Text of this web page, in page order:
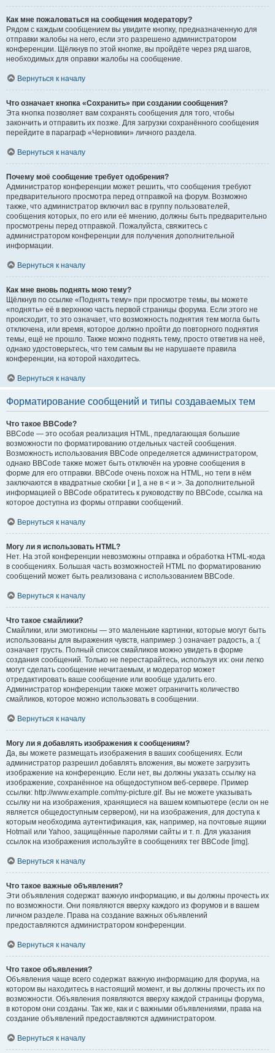
Как мне пожаловаться на сообщения модератору?
Рядом с каждым сообщением вы увидите кнопку, предназначенную для
отправки жалобы на него, если это разрешено администратором
конференции. Щёлкнув по этой кнопке, вы пройдёте через ряд шагов,
необходимых для оправки жалобы на сообщение.
Вернуться к началу
Что означает кнопка «Сохранить» при создании сообщения?
Эта кнопка позволяет вам сохранять сообщения для того, чтобы
закончить и отправить их позже. Для загрузки сохранённого сообщения
перейдите в параграф «Черновики» личного раздела.
Вернуться к началу
Почему моё сообщение требует одобрения?
Администратор конференции может решить, что сообщения требуют
предварительного просмотра перед отправкой на форум. Возможно
также, что администратор включил вас в группу пользователей,
сообщения которых, по его или её мнению, должны быть предварительно
просмотрены перед отправкой. Пожалуйста, свяжитесь с
администратором конференции для получения дополнительной
информации.
Вернуться к началу
Как мне вновь поднять мою тему?
Щёлкнув по ссылке «Поднять тему» при просмотре темы, вы можете
«поднять» её в верхнюю часть первой страницы форума. Если этого не
происходит, то это означает, что возможность поднятия тем могла быть
отключена, или время, которое должно пройти до повторного поднятия
темы, ещё не прошло. Также можно поднять тему, просто ответив на неё,
однако удостоверьтесь, что тем самым вы не нарушаете правила
конференции, на которой находитесь.
Вернуться к началу
Форматирование сообщений и типы создаваемых тем
Что такое BBCode?
BBCode — это особая реализация HTML, предлагающая большие
возможности по форматированию отдельных частей сообщения.
Возможность использования BBCode определяется администратором,
однако BBCode также может быть отключён на уровне сообщения в
форме для его отправки. BBCode очень похож на HTML, но теги в нём
заключаются в квадратные скобки [ и ], а не в < и >. За дополнительной
информацией о BBCode обратитесь к руководству по BBCode, ссылка на
которое доступна из формы отправки сообщений.
Вернуться к началу
Могу ли я использовать HTML?
Нет. На этой конференции невозможны отправка и обработка HTML-кода
в сообщениях. Большая часть возможностей HTML по форматированию
сообщений может быть реализована с использованием BBCode.
Вернуться к началу
Что такое смайлики?
Смайлики, или эмотиконы — это маленькие картинки, которые могут быть
использованы для выражения чувств, например :) означает радость, а :(
означает грусть. Полный список смайликов можно увидеть в форме
создания сообщений. Только не перестарайтесь, используя их: они легко
могут сделать сообщение нечитаемым, и модератор может
отредактировать ваше сообщение или вообще удалить его.
Администратор конференции также может ограничить количество
смайликов, которое можно использовать в сообщении.
Вернуться к началу
Могу ли я добавлять изображения к сообщениям?
Да, вы можете размещать изображения в ваших сообщениях. Если
администратор разрешил добавлять вложения, вы можете загрузить
изображение на конференцию. Если нет, вы должны указать ссылку на
изображение, сохранённое на общедоступном веб-сервере. Пример
ссылки: http://www.example.com/my-picture.gif. Вы не можете указывать
ссылку ни на изображения, хранящиеся на вашем компьютере (если он не
является общедоступным сервером), ни на изображения, для доступа к
которым необходима аутентификация, как, например, на почтовые ящики
Hotmail или Yahoo, защищённые паролями сайты и т. п. Для указания
ссылок на изображения используйте в сообщениях тег BBCode [img].
Вернуться к началу
Что такое важные объявления?
Эти объявления содержат важную информацию, и вы должны прочесть их
по возможности. Они появляются вверху каждого из форумов и в вашем
личном разделе. Права на создание важных объявлений
предоставляются администратором конференции.
Вернуться к началу
Что такое объявления?
Объявления чаще всего содержат важную информацию для форума, на
котором вы находитесь в настоящий момент, и вы должны прочесть их по
возможности. Объявления появляются вверху каждой страницы форума,
в котором они созданы. Так же, как и с важными объявлениями, права на
создание объявлений предоставляются администратором.
Вернуться к началу